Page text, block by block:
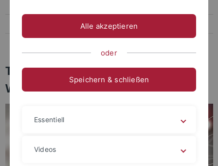
Tübinger Zentrum für
Wissenschaftliche Weiterbildung
Alle akzeptieren
oder
Speichern & schließen
Essentiell
Videos